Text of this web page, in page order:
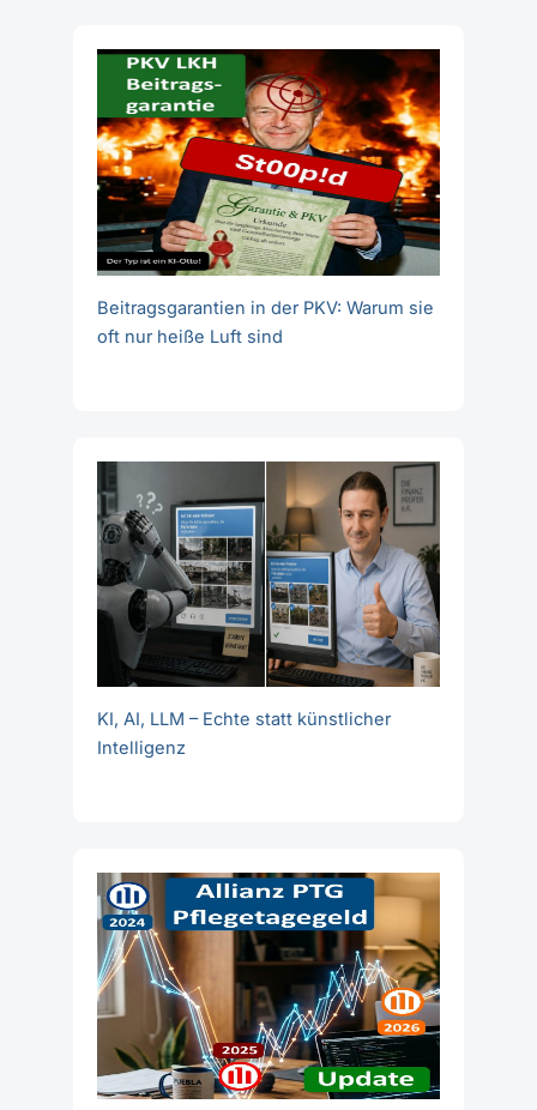
Beitragsgarantien in der PKV: Warum sie
oft nur heiße Luft sind
KI, AI, LLM – Echte statt künstlicher
Intelligenz